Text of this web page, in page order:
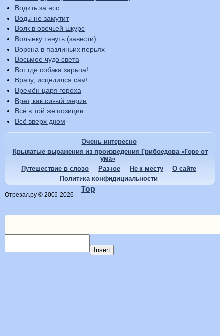
Водить за нос
Воды не замутит
Волк в овечьей шкуре
Волынку тянуть (завести)
Ворона в павлиньих перьях
Восьмое чудо света
Вот где собака зарыта!
Врачу, исцелился сам!
Времён царя гороха
Врет, как сивый мерин
Всё в той же позиции
Всё вверх дном
Очень интересно
Крылатые выражения из произведения Грибоедова «Горе от
ума»
Путешествие в слово
Разное Не к месту
О сайте
Политика конфидициальности
Отрезал.ру © 2006-2026
Top
Insert